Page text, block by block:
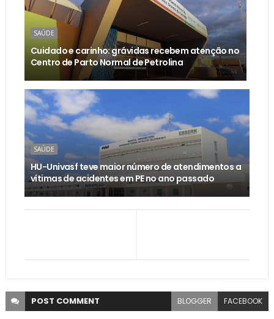
SAÚDE
Cuidado e carinho: grávidas recebem atenção no
Centro de Parto Normal de Petrolina
SAÚDE
HU-Univasf teve maior número de atendimentos a
vítimas de acidentes em PE no ano passado
POST COMMENT BLOGGER FACEBOOK